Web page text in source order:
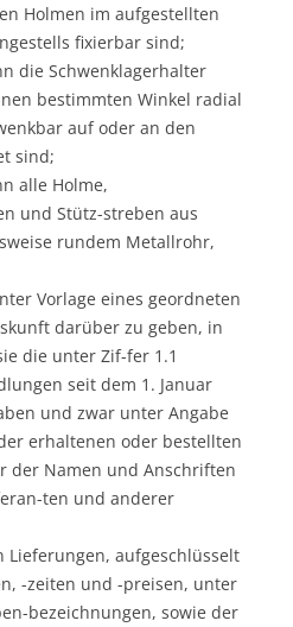
Holmen im aufgestellten
fixierbar sind;
die Schwenklagerhalter
bestimmten Winkel radial
auf oder an den
sind;
alle Holme,
und Stütz-streben aus
rundem Metallrohr,
Vorlage eines geordneten
darüber zu geben, in
die unter Zif-fer 1.1
seit dem 1. Januar
und zwar unter Angabe
erhaltenen oder bestellten
der Namen und Anschriften
ten und anderer
Lieferungen, aufgeschlüsselt
-zeiten und -preisen, unter
bezeichnungen, sowie der